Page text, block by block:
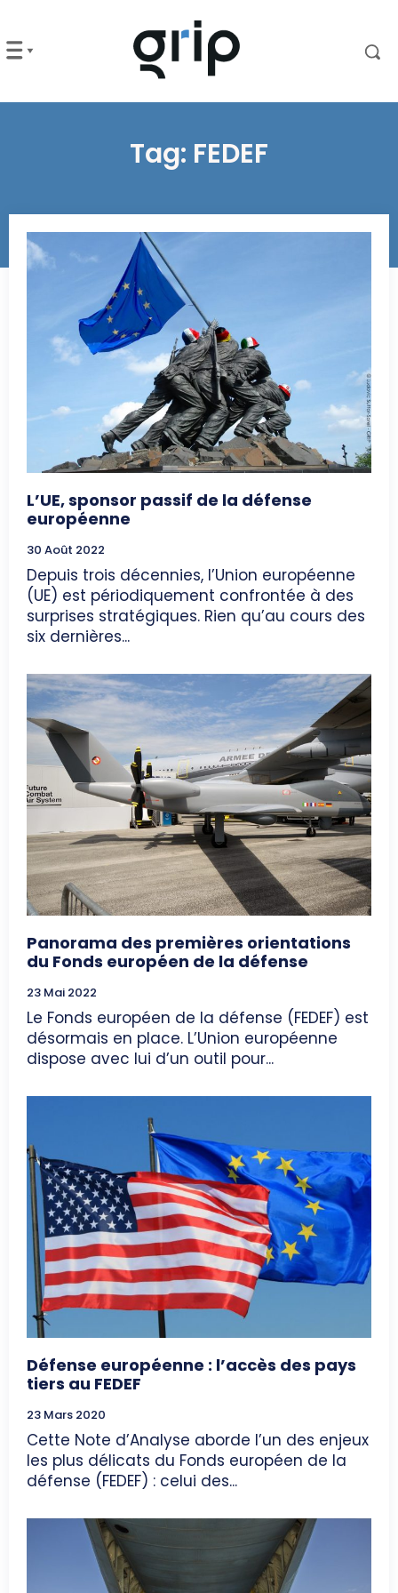
Tag: FEDEF
L’UE, sponsor passif de la défense
européenne
30 Août 2022
Depuis trois décennies, l’Union européenne
(UE) est périodiquement confrontée à des
surprises stratégiques. Rien qu’au cours des
six dernières...
Panorama des premières orientations
du Fonds européen de la défense
23 Mai 2022
Le Fonds européen de la défense (FEDEF) est
désormais en place. L’Union européenne
dispose avec lui d’un outil pour...
Défense européenne : l’accès des pays
tiers au FEDEF
23 Mars 2020
Cette Note d’Analyse aborde l’un des enjeux
les plus délicats du Fonds européen de la
défense (FEDEF) : celui des...